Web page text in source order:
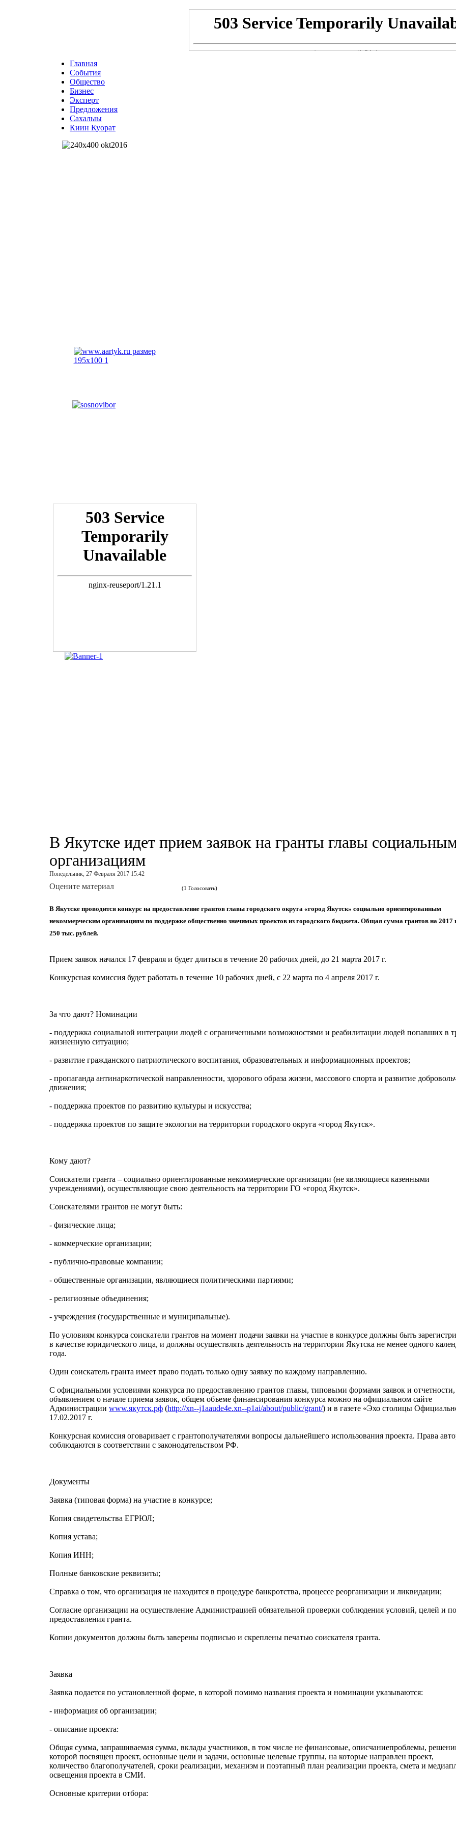
Главная
События
Общество
Бизнес
Эксперт
Предложения
Сахалыы
Киин Куорат
В Якутске идет прием заявок на гранты главы
организациям
Понедельник, 27 Февраля 2017 15:42
Оцените материал (1 Голосовать)
В Якутске проводится конкурс на предоставление грантов главы городского округа «город Якутск» социально ориентированным
некоммерческим организациям по поддержке общественно значимых проектов из городского бюджета. Общая сумма грантов на 2017
250 тыс. рублей.
Прием заявок начался 17 февраля и будет длиться в течение 20 рабочих дней, до 21 марта 2017 г.
Конкурсная комиссия будет работать в течение 10 рабочих дней, с 22 марта по 4 апреля 2017 г.
За что дают? Номинации
- поддержка социальной интеграции людей с ограниченными возможностями и реабилитации людей попавших в
жизненную ситуацию;
- развитие гражданского патриотического воспитания, образовательных и информационных проектов;
- пропаганда антинаркотической направленности, здорового образа жизни, массового спорта и развитие
движения;
- поддержка проектов по развитию культуры и искусства;
- поддержка проектов по защите экологии на территории городского округа «город Якутск».
Кому дают?
Соискатели гранта – социально ориентированные некоммерческие организации (не являющиеся казенными
учреждениями), осуществляющие свою деятельность на территории ГО «город Якутск».
Соискателями грантов не могут быть:
- физические лица;
- коммерческие организации;
- публично-правовые компании;
- общественные организации, являющиеся политическими партиями;
- религиозные объединения;
- учреждения (государственные и муниципальные).
По условиям конкурса соискатели грантов на момент подачи заявки на участие в конкурсе должны быть
в качестве юридического лица, и должны осуществлять деятельность на территории Якутска не менее одного
года.
Один соискатель гранта имеет право подать только одну заявку по каждому направлению.
С официальными условиями конкурса по предоставлению грантов главы, типовыми формами заявок и отчетности,
объявлением о начале приема заявок, общем объеме финансирования конкурса можно на официальном сайте
Администрации www.якутск.рф (http://xn--j1aaude4e.xn--p1ai/about/public/grant/) и в газете «Эхо столицы
17.02.2017 г.
Конкурсная комиссия оговаривает с грантополучателями вопросы дальнейшего использования проекта. Права
соблюдаются в соответствии с законодательством РФ.
Документы
Заявка (типовая форма) на участие в конкурсе;
Копия свидетельства ЕГРЮЛ;
Копия устава;
Копия ИНН;
Полные банковские реквизиты;
Справка о том, что организация не находится в процедуре банкротства, процессе реорганизации и ликвидации;
Согласие организации на осуществление Администрацией обязательной проверки соблюдения условий, целей и
предоставления гранта.
Копии документов должны быть заверены подписью и скреплены печатью соискателя гранта.
Заявка
Заявка подается по установленной форме, в которой помимо названия проекта и номинации указываются:
- информация об организации;
- описание проекта:
Общая сумма, запрашиваемая сумма, вклады участников, в том числе не финансовые, описчаниепроблемы,
которой посвящен проект, основные цели и задачи, основные целевые группы, на которые направлен проект,
количество благополучателей, сроки реализации, механизм и поэтапный план реализации проекта, смета и
освещения проекта в СМИ.
Основные критерии отбора: